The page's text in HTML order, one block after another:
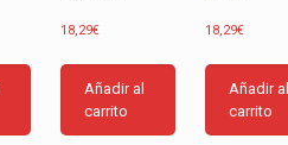
18,29€
Añadir al
carrito
18,29€
Añadir al
carrito